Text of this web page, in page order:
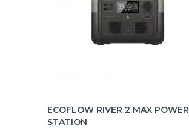
ECOFLOW RIVER 2 MAX POWER
STATION